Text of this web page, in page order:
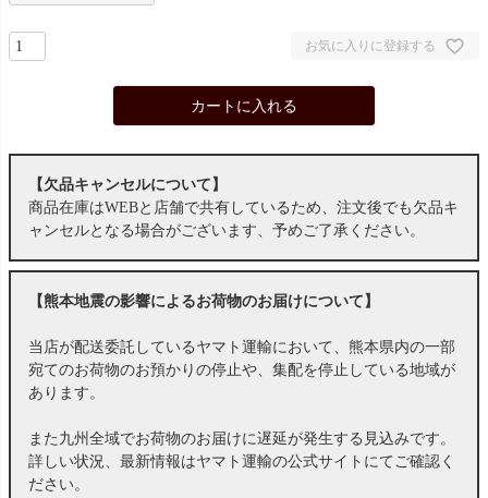
お気に入りに登録する
カートに入れる
【欠品キャンセルについて】
商品在庫はWEBと店舗で共有しているため、注文後でも欠品キ
ャンセルとなる場合がございます、予めご了承ください。
【熊本地震の影響によるお荷物のお届けについて】
当店が配送委託しているヤマト運輸において、熊本県内の一部
宛てのお荷物のお預かりの停止や、集配を停止している地域が
あります。
また九州全域でお荷物のお届けに遅延が発生する見込みです。
詳しい状況、最新情報はヤマト運輸の公式サイトにてご確認く
ださい。